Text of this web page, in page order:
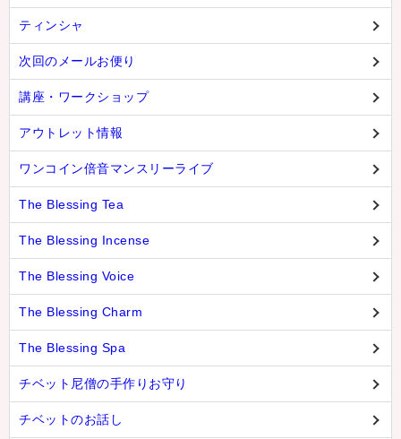
ティンシャ
次回のメールお便り
講座・ワークショップ
アウトレット情報
ワンコイン倍音マンスリーライブ
The Blessing Tea
The Blessing Incense
The Blessing Voice
The Blessing Charm
The Blessing Spa
チベット尼僧の手作りお守り
チベットのお話し